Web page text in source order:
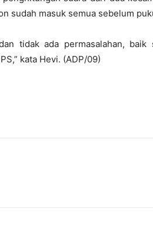
sudah masuk semua sebelum
tidak ada permasalahan,
kata Hevi. (ADP/09)